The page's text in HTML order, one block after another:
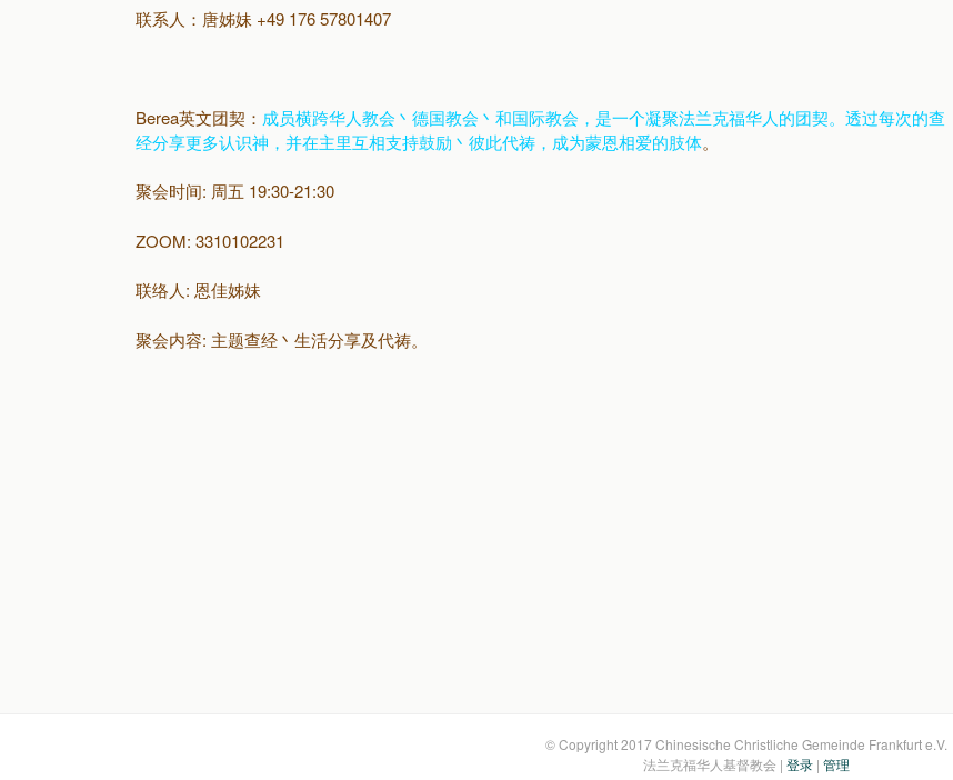
联系人：唐姊妹 +49 176 57801407
Berea英文团契： 成员横跨华人教会丶德国教会丶和国际教会，是一个凝聚法兰克福华人的团契。透过每次的查
经分享更多认识神，并在主里互相支持鼓励丶彼此代祷，成为蒙恩相爱的肢体。
聚会时间: 周五 19:30-21:30
ZOOM: 3310102231
联络人: 恩佳姊妹
聚会内容: 主题查经丶生活分享及代祷。
© Copyright 2017 Chinesische Christliche Gemeinde Frankfurt e.V.
法兰克福华人基督教会 | 登录 | 管理